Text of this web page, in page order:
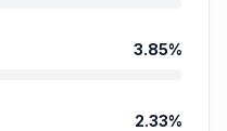
3.85%
2.33%